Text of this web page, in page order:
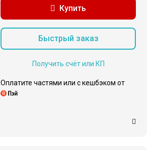
Купить
Быстрый заказ
Получить счёт или КП
Оплатите частями или c кешбэком от